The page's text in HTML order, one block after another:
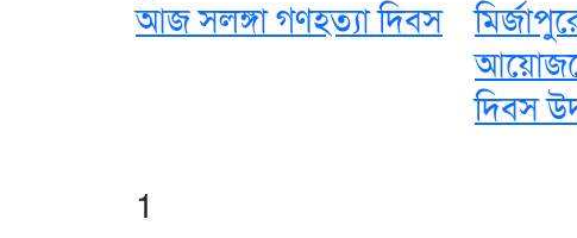
আজ সলঙ্গা গণহত্যা দিবস
দিবস
1